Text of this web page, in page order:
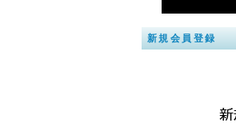
新規会員登録